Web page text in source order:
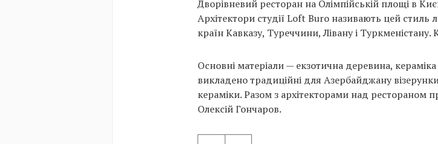
Дворівневий ресторан на Олімпійській площі в
Архітектори студії Loft Buro називають цей
країн Кавказу, Туреччини, Лівану і Туркменістану.
Основні матеріали — екзотична деревина,
викладено традиційні для Азербайджану
кераміки. Разом з архітекторами над рестораном
Олексій Гончаров.